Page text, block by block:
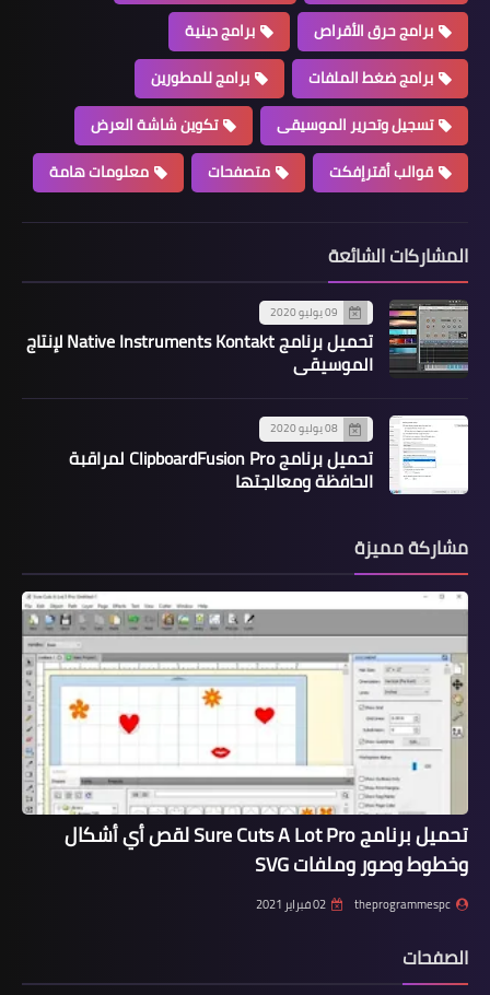
برامج حرق الأقراص
برامج دينية
برامج ضغط الملفات
برامج للمطورين
تسجيل وتحرير الموسيقى
تكوين شاشة العرض
قوالب أقترإفكت
متصفحات معلومات هامة
المشاركات الشائعة
09 يوليو 2020
تحميل برنامج Native Instruments Kontakt لإنتاج
الموسيقى
08 يوليو 2020
تحميل برنامج ClipboardFusion Pro لمراقبة
الحافظة ومعالجتها
مشاركة مميزة
تحميل برنامج Sure Cuts A Lot Pro لقص أي أشكال
وخطوط وصور وملفات SVG
theprogrammespc 02 فبراير 2021
الصفحات